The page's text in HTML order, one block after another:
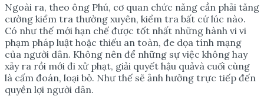
Ngoài ra, theo ông Phú, cơ quan chức năng cần phải tăng
cường kiểm tra thường xuyên, kiểm tra bất cứ lúc nào.
Có như thế mới hạn chế được tốt nhất những hành vi vi
phạm pháp luật hoặc thiếu an toàn, đe dọa tính mạng
của người dân. Không nên để những sự việc không hay
xảy ra rồi mới đi xử phạt, giải quyết hậu quảvà cuối cùng
là cấm đoán, loại bỏ. Như thế sẽ ảnh hưởng trực tiếp đến
quyền lợi người dân.